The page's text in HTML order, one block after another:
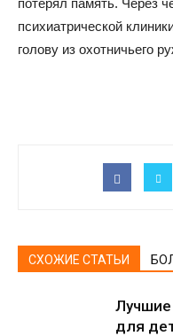
потерял память. Через
психиатрической
голову из охотничьего
СХОЖИЕ СТАТЬИ
Лучшие
для